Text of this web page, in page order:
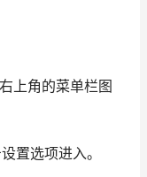
上角的菜单栏图
置选项进入。